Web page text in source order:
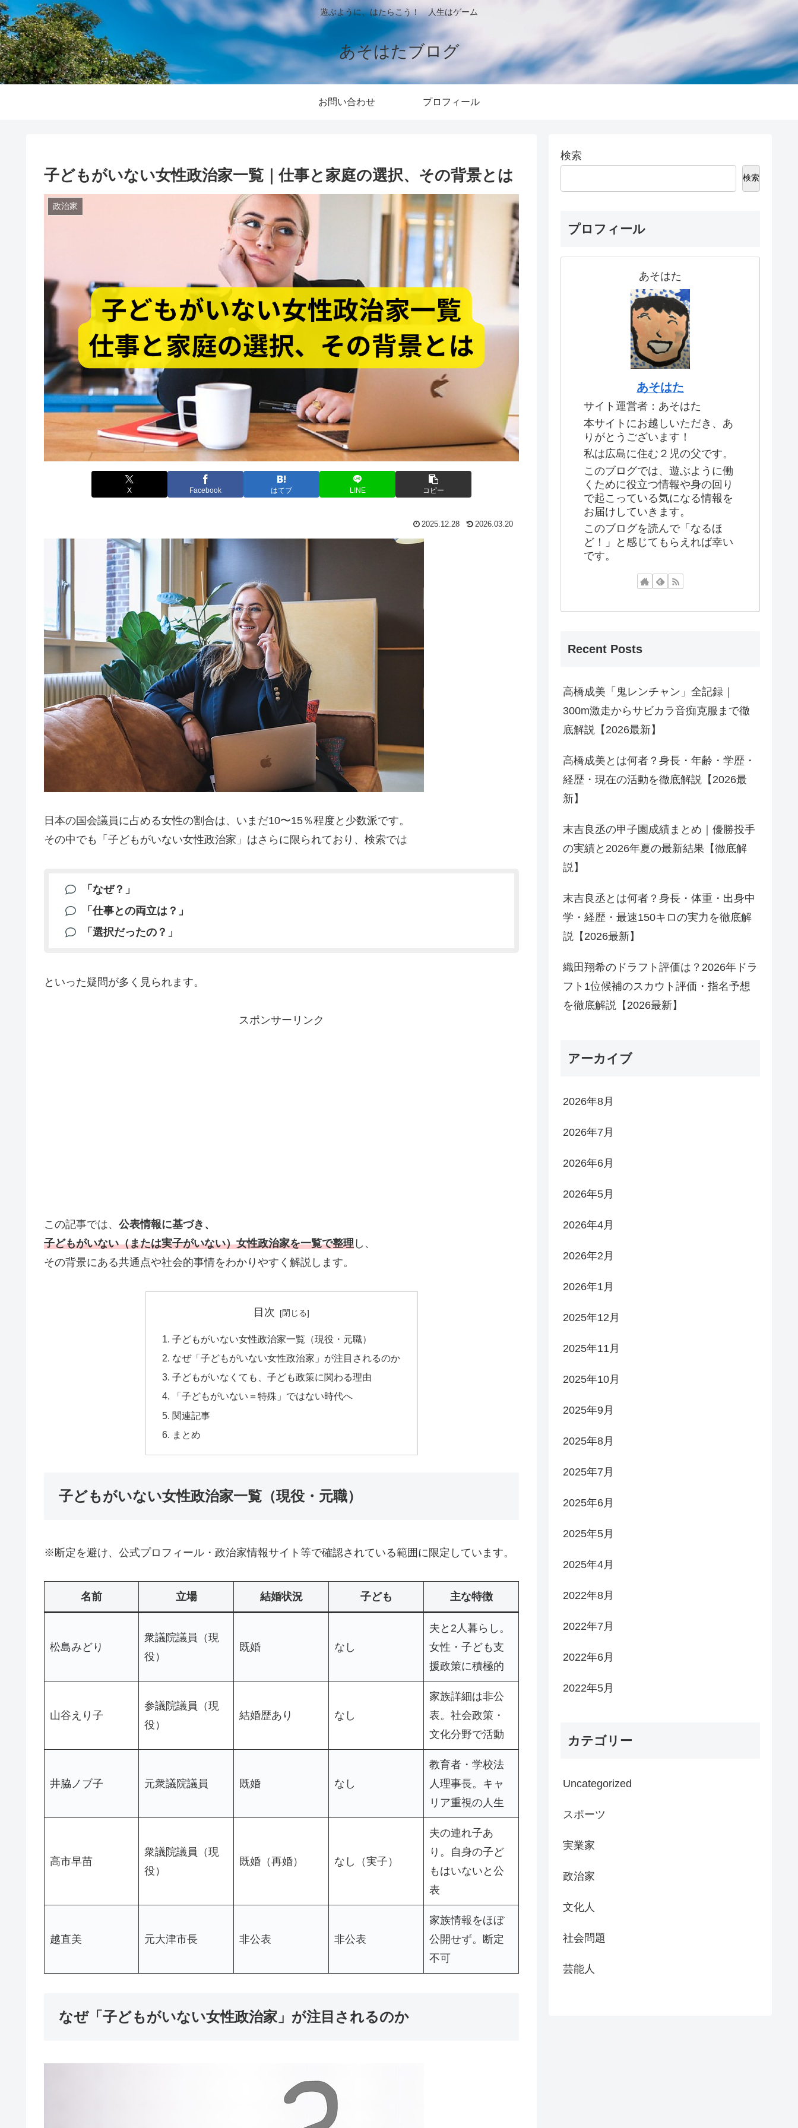
遊ぶように、はたらこう！ 人生はゲーム
あそはたブログ
お問い合わせ プロフィール
子どもがいない女性政治家一覧｜仕事と家庭の選択、その背景とは
政治家
X Facebook はてブ LINE コピー
2025.12.28 2026.03.20
日本の国会議員に占める女性の割合は、いまだ10〜15％程度と少数派です。
その中でも「子どもがいない女性政治家」はさらに限られており、検索では
「なぜ？」
「仕事との両立は？」
「選択だったの？」
といった疑問が多く見られます。
スポンサーリンク
この記事では、 公表情報に基づき、
子どもがいない（または実子がいない）女性政治家を一覧で整理 し、
その背景にある共通点や社会的事情をわかりやすく解説します。
目次
子どもがいない女性政治家一覧（現役・元職）
なぜ「子どもがいない女性政治家」が注目されるのか
子どもがいなくても、子ども政策に関わる理由
「子どもがいない＝特殊」ではない時代へ
関連記事
まとめ
子どもがいない女性政治家一覧（現役・元職）
※断定を避け、公式プロフィール・政治家情報サイト等で確認されている範囲に限定しています。
名前 立場 結婚状況 子ども 主な特徴
松島みどり
衆議院議員（現
役）
既婚 なし
夫と2人暮らし。
女性・子ども支
援政策に積極的
山谷えり子
参議院議員（現
役）
結婚歴あり なし
家族詳細は非公
表。社会政策・
文化分野で活動
井脇ノブ子 元衆議院議員 既婚 なし
教育者・学校法
人理事長。キャ
リア重視の人生
高市早苗
衆議院議員（現
役）
既婚（再婚） なし（実子）
夫の連れ子あ
り。自身の子ど
もはいないと公
表
越直美 元大津市長 非公表 非公表
家族情報をほぼ
公開せず。断定
不可
なぜ「子どもがいない女性政治家」が注目されるのか
検索
検索
プロフィール
あそはた
あそはた
サイト運営者：あそはた
本サイトにお越しいただき、あ
りがとうございます！
私は広島に住む２児の父です。
このブログでは、遊ぶように働
くために役立つ情報や身の回り
で起こっている気になる情報を
お届けしていきます。
このブログを読んで「なるほ
ど！」と感じてもらえれば幸い
です。
Recent Posts
高橋成美「鬼レンチャン」全記録｜
300m激走からサビカラ音痴克服まで徹
底解説【2026最新】
高橋成美とは何者？身長・年齢・学歴・
経歴・現在の活動を徹底解説【2026最
新】
末吉良丞の甲子園成績まとめ｜優勝投手
の実績と2026年夏の最新結果【徹底解
説】
末吉良丞とは何者？身長・体重・出身中
学・経歴・最速150キロの実力を徹底解
説【2026最新】
織田翔希のドラフト評価は？2026年ドラ
フト1位候補のスカウト評価・指名予想
を徹底解説【2026最新】
アーカイブ
2026年8月
2026年7月
2026年6月
2026年5月
2026年4月
2026年2月
2026年1月
2025年12月
2025年11月
2025年10月
2025年9月
2025年8月
2025年7月
2025年6月
2025年5月
2025年4月
2022年8月
2022年7月
2022年6月
2022年5月
カテゴリー
Uncategorized
スポーツ
実業家
政治家
文化人
社会問題
芸能人